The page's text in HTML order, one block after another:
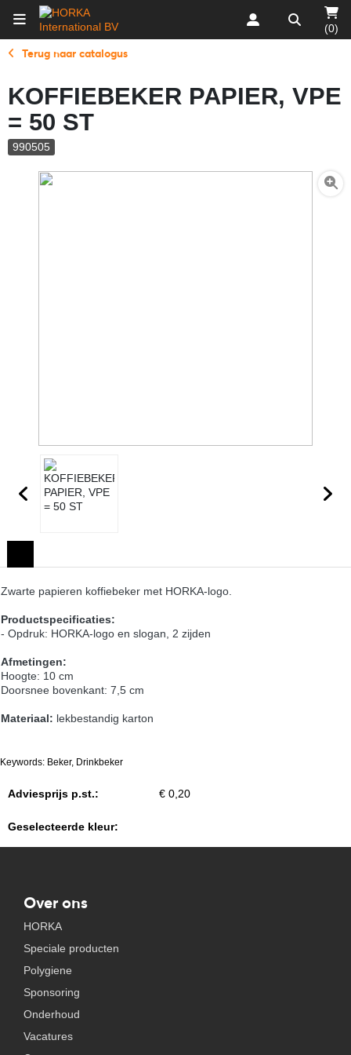
(0)
Terug naar catalogus
KOFFIEBEKER PAPIER, VPE
= 50 ST
990505
Zwarte papieren koffiebeker met HORKA-logo.
Productspecificaties:
- Opdruk: HORKA-logo en slogan, 2 zijden
Afmetingen:
Hoogte: 10 cm
Doorsnee bovenkant: 7,5 cm
Materiaal: lekbestandig karton
Keywords: Beker, Drinkbeker
Adviesprijs p.st.: € 0,20
Geselecteerde kleur:
Over ons
HORKA
Speciale producten
Polygiene
Sponsoring
Onderhoud
Vacatures